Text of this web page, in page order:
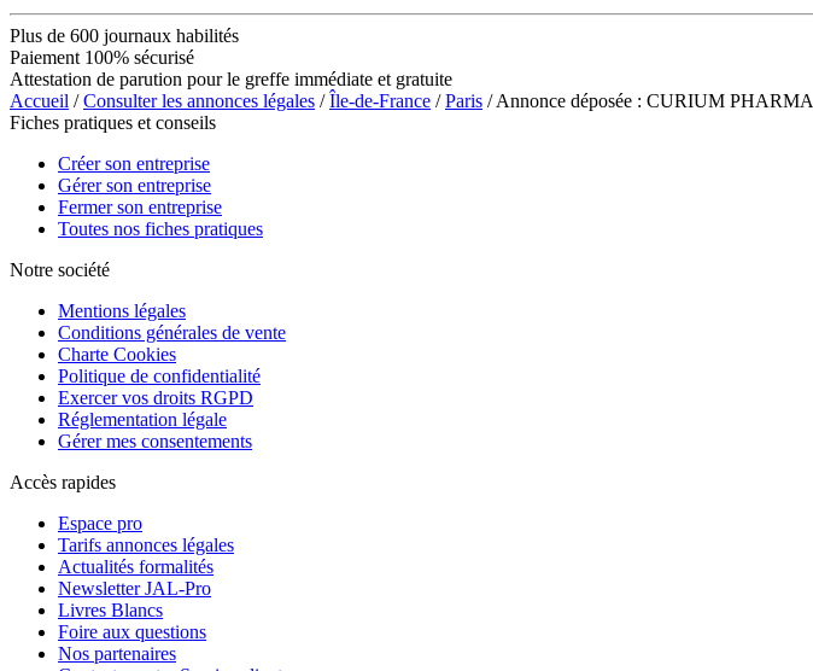
Plus de 600 journaux habilités
Paiement 100% sécurisé
Attestation de parution pour le greffe immédiate et gratuite
Accueil /Consulter les annonces légales /Île-de-France /Paris / Annonce déposée : CURIUM PHARMA
Fiches pratiques et conseils
Créer son entreprise
Gérer son entreprise
Fermer son entreprise
Toutes nos fiches pratiques
Notre société
Mentions légales
Conditions générales de vente
Charte Cookies
Politique de confidentialité
Exercer vos droits RGPD
Réglementation légale
Gérer mes consentements
Accès rapides
Espace pro
Tarifs annonces légales
Actualités formalités
Newsletter JAL-Pro
Livres Blancs
Foire aux questions
Nos partenaires